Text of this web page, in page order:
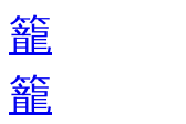
籠
籠